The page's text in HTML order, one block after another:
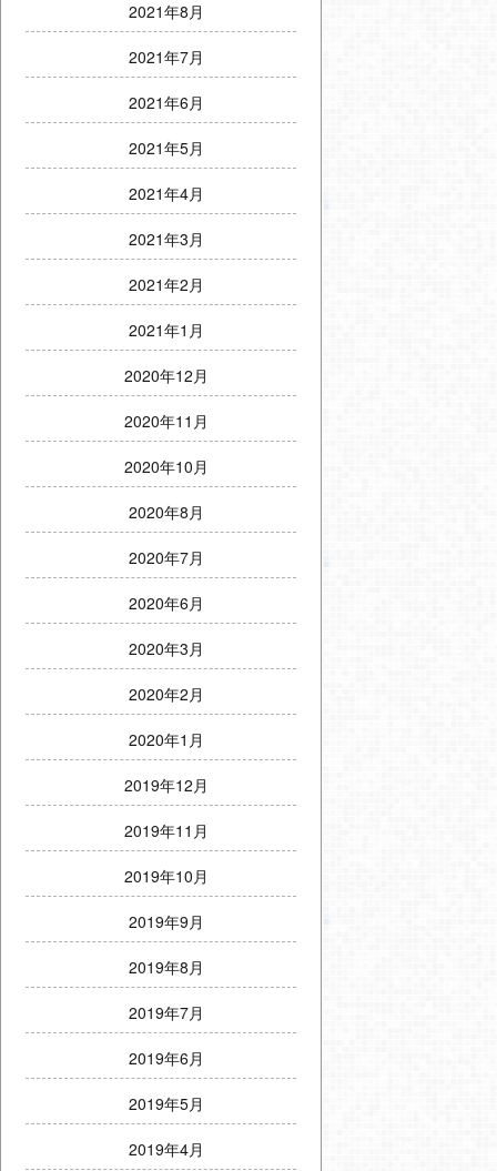
2021年8月
2021年7月
2021年6月
2021年5月
2021年4月
2021年3月
2021年2月
2021年1月
2020年12月
2020年11月
2020年10月
2020年8月
2020年7月
2020年6月
2020年3月
2020年2月
2020年1月
2019年12月
2019年11月
2019年10月
2019年9月
2019年8月
2019年7月
2019年6月
2019年5月
2019年4月